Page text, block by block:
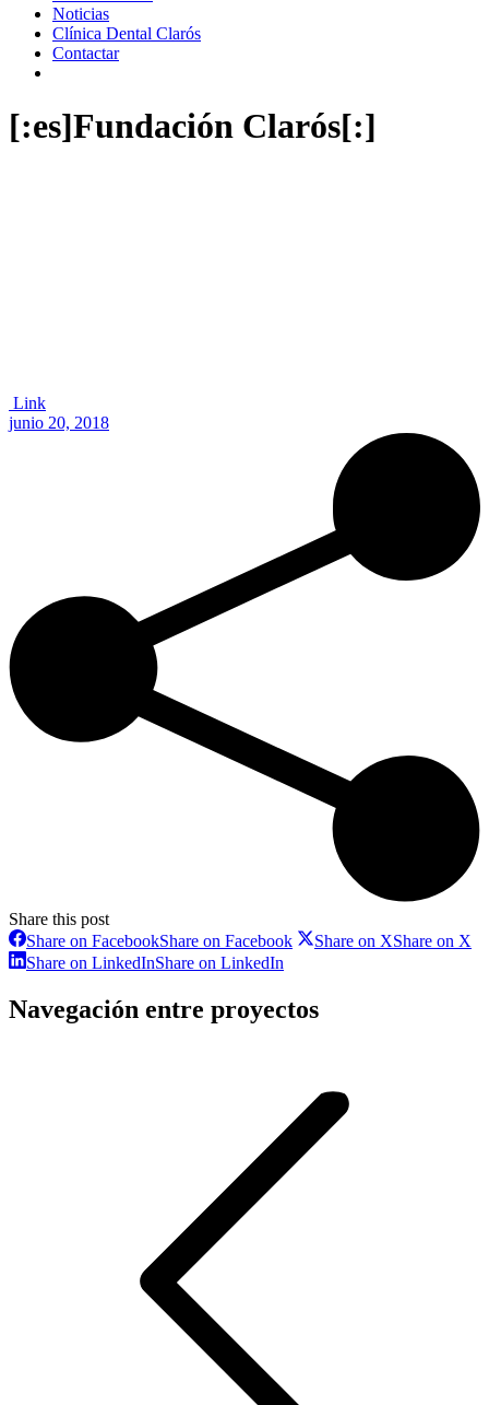
Noticias
Clínica Dental Clarós
Contactar
[:es]Fundación Clarós[:]
Link
junio 20, 2018
Share this post
Share on FacebookShare on Facebook Share on XShare on X
Share on LinkedInShare on LinkedIn
Navegación entre proyectos